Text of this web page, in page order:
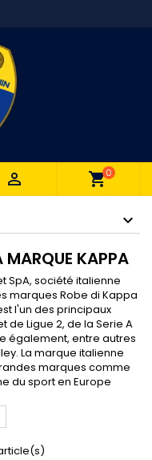
 shopping_cart0
MARQUE KAPPA
SpA, société italienne
marques Robe di Kappa
l'un des principaux
de Ligue 2, de la Serie A
également, entre autres
. La marque italienne
marques comme
du sporten Europe